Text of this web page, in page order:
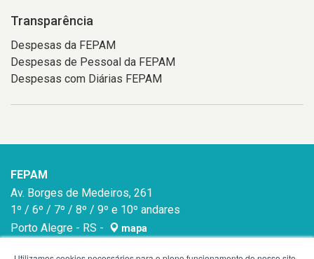
Transparência
Despesas da FEPAM
Despesas de Pessoal da FEPAM
Despesas com Diárias FEPAM
FEPAM
Av. Borges de Medeiros, 261
1º / 6º / 7º / 8º / 9º e 10º andares
Porto Alegre - RS -
mapa